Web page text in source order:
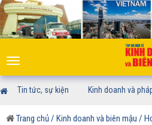
Toggle
navigation
Tin tức, sự kiện Kinh doanh và
Trang chủ/ Kinh doanh và biên mậu /